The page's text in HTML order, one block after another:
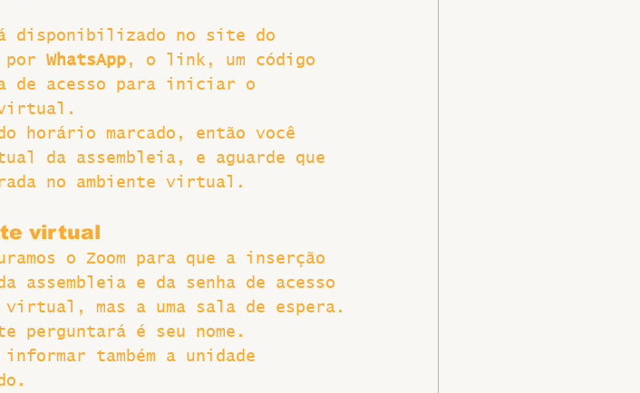
disponibilizado no site do
WhatsApp , o link, um código
de acesso para iniciar o
virtual.
horário marcado, então você
da assembleia, e aguarde que
no ambiente virtual.
virtual
o Zoom para que a inserção
e da senha de acesso
mas a uma sala de espera.
perguntará é seu nome.
também a unidade